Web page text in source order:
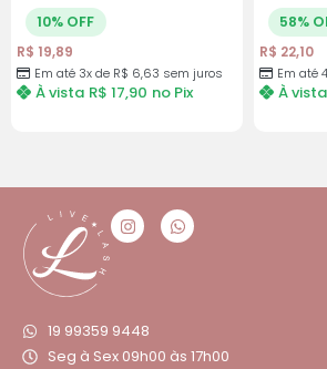
10% OFF
R$ 19,89
Em até 3x de R$ 6,63 sem juros
À vista R$ 17,90 no Pix
58%
R$ 22,10
Em até
À vista
19 99359 9448
Seg à Sex 09h00 às 17h00